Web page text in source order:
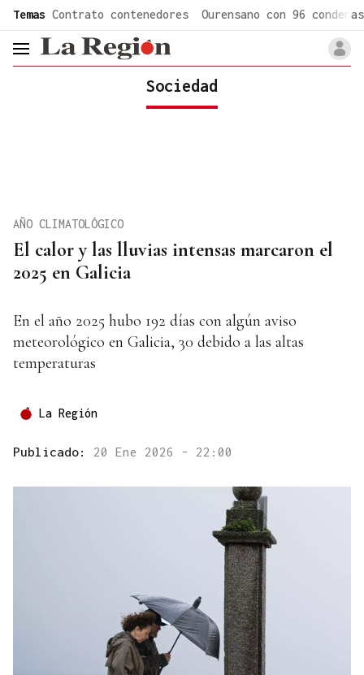
Temas Contrato contenedores Ourensano con 96 condenas
header.menu.open
Sociedad
El calor y las lluvias intensas marcaron el
2025 en Galicia
AÑO CLIMATOLÓGICO
En el año 2025 hubo 192 días con algún aviso
meteorológico en Galicia, 30 debido a las altas
temperaturas
La Región
Publicado: 20 Ene 2026 - 22:00